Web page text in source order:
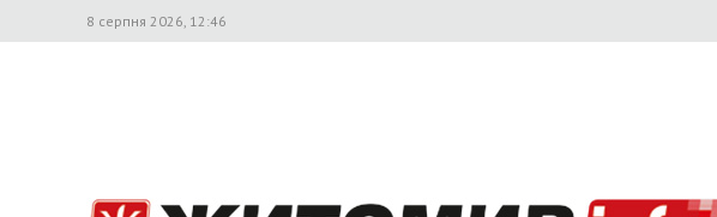
8 серпня 2026, 12:46